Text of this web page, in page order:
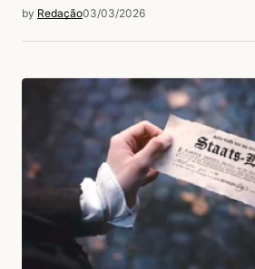
by Redação03/03/2026